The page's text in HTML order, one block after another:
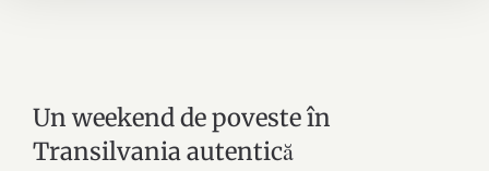
Un weekend de poveste în
Transilvania autentică